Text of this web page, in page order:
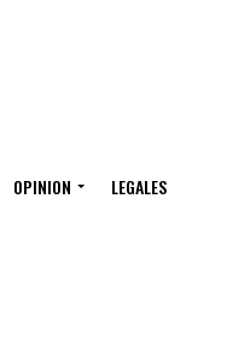
OPINION LEGALES